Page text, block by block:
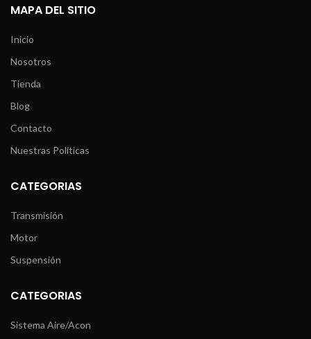
MAPA DEL SITIO
Inicio
Nosotros
Tienda
Blog
Contacto
Nuestras Políticas
CATEGORIAS
Transmisión
Motor
Suspensión
CATEGORIAS
Sistema Aire/Acon